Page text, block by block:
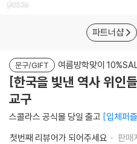
파트너샵
문구/GIFT 여름방학맞이
[한국을 빛낸 역사 위인
교구
스콜라스 공식몰 당일 출고 입체퍼즐
첫번째 리뷰어가 되어주세요
판매